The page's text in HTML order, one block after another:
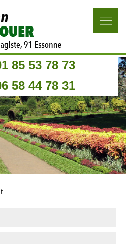
85 53 78 73
58 44 78 31